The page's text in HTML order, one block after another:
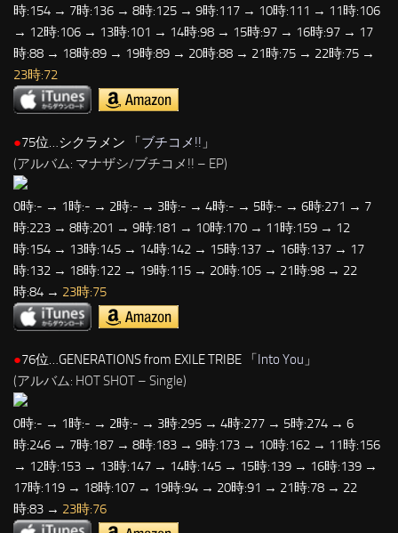
時:154 → 7時:136 → 8時:125 → 9時:117 → 10時:111 → 11時:106
→ 12時:106 → 13時:101 → 14時:98 → 15時:97 → 16時:97 → 17
時:88 → 18時:89 → 19時:89 → 20時:88 → 21時:75 → 22時:75 →
23時:72
●75位…シクラメン 「ブチコメ!! 」
(アルバム: マナザシ/ブチコメ!! – EP)
0時:- → 1時:- → 2時:- → 3時:- → 4時:- → 5時:- → 6時:271 → 7
時:223 → 8時:201 → 9時:181 → 10時:170 → 11時:159 → 12
時:154 → 13時:145 → 14時:142 → 15時:137 → 16時:137 → 17
時:132 → 18時:122 → 19時:115 → 20時:105 → 21時:98 → 22
時:84 → 23時:75
●76位…GENERATIONS from EXILE TRIBE 「Into You 」
(アルバム: HOT SHOT – Single)
0時:- → 1時:- → 2時:- → 3時:295 → 4時:277 → 5時:274 → 6
時:246 → 7時:187 → 8時:183 → 9時:173 → 10時:162 → 11時:156
→ 12時:153 → 13時:147 → 14時:145 → 15時:139 → 16時:139 →
17時:119 → 18時:107 → 19時:94 → 20時:91 → 21時:78 → 22
時:83 → 23時:76